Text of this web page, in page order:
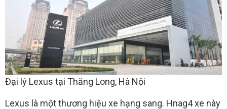
Đại lý Lexus tại Thăng Long, Hà Nội
Lexus là một thương hiệu xe hạng sang. Hnag4 xe này